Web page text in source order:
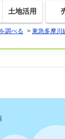
土地活用
調べる > 東急多摩川